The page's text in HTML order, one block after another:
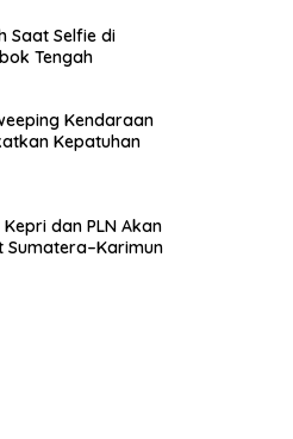
Saat Selfie di
Tengah
Kendaraan
Kepatuhan
dan PLN Akan
Sumatera–Karimun